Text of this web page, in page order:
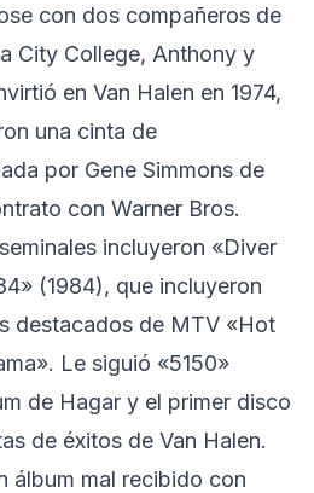
con dos compañeros de
City College, Anthony y
en Van Halen en 1974,
una cinta de
por Gene Simmons de
con Warner Bros.
incluyeron «Diver
(1984), que incluyeron
destacados de MTV «Hot
Le siguió «5150»
de Hagar y el primer disco
de éxitos de Van Halen.
álbum mal recibido con